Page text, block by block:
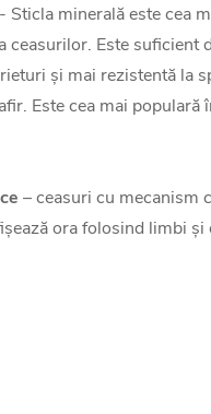
- Sticla minerală este cea
ceasurilor. Este suficient
și mai rezistentă la
Este cea mai populară
– ceasuri cu mecanism
ora folosind limbi și